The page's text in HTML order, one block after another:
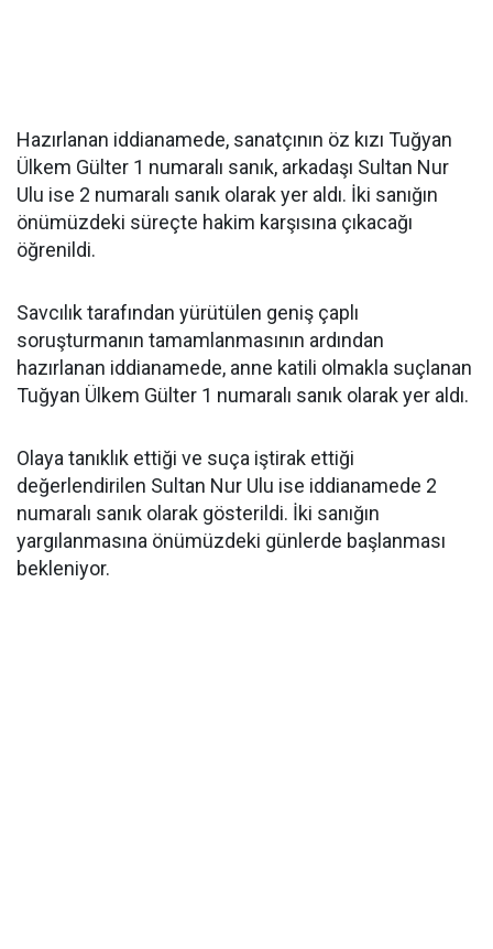
Hazırlanan iddianamede, sanatçının öz kızı Tuğyan
Ülkem Gülter 1 numaralı sanık, arkadaşı Sultan Nur
Ulu ise 2 numaralı sanık olarak yer aldı. İki sanığın
önümüzdeki süreçte hakim karşısına çıkacağı
öğrenildi.
Savcılık tarafından yürütülen geniş çaplı
soruşturmanın tamamlanmasının ardından
hazırlanan iddianamede, anne katili olmakla suçlanan
Tuğyan Ülkem Gülter 1 numaralı sanık olarak yer aldı.
Olaya tanıklık ettiği ve suça iştirak ettiği
değerlendirilen Sultan Nur Ulu ise iddianamede 2
numaralı sanık olarak gösterildi. İki sanığın
yargılanmasına önümüzdeki günlerde başlanması
bekleniyor.